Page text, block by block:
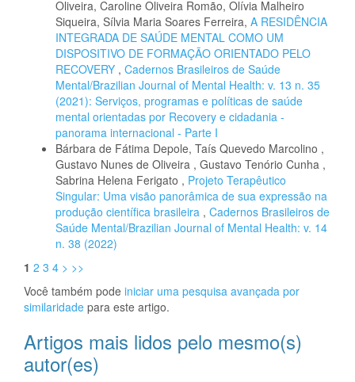
Oliveira, Caroline Oliveira Romão, Olívia Malheiro
Siqueira, Sílvia Maria Soares Ferreira, A RESIDÊNCIA
INTEGRADA DE SAÚDE MENTAL COMO UM
DISPOSITIVO DE FORMAÇÃO ORIENTADO PELO
RECOVERY , Cadernos Brasileiros de Saúde
Mental/Brazilian Journal of Mental Health: v. 13 n. 35
(2021): Serviços, programas e políticas de saúde
mental orientadas por Recovery e cidadania -
panorama internacional - Parte I
Bárbara de Fátima Depole, Taís Quevedo Marcolino ,
Gustavo Nunes de Oliveira , Gustavo Tenório Cunha ,
Sabrina Helena Ferigato , Projeto Terapêutico
Singular: Uma visão panorâmica de sua expressão na
produção científica brasileira , Cadernos Brasileiros de
Saúde Mental/Brazilian Journal of Mental Health: v. 14
n. 38 (2022)
1 2 3 4 > >>
Você também pode iniciar uma pesquisa avançada por
similaridade para este artigo.
Artigos mais lidos pelo mesmo(s)
autor(es)